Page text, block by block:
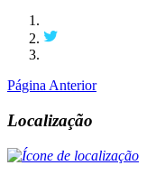
Página Anterior
Localização